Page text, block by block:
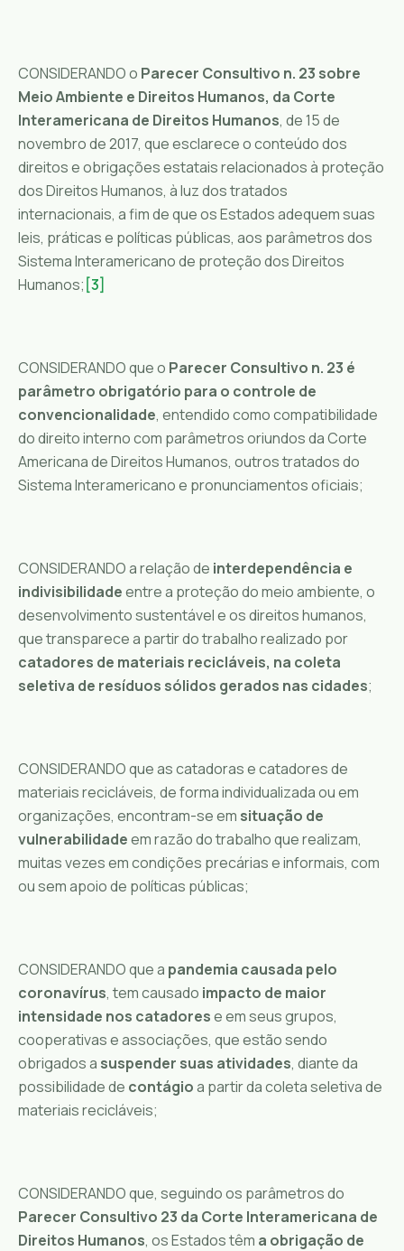
CONSIDERANDO o Parecer Consultivo n. 23 sobre
Meio Ambiente e Direitos Humanos, da Corte
Interamericana de Direitos Humanos, de 15 de
novembro de 2017, que esclarece o conteúdo dos
direitos e obrigações estatais relacionados à proteção
dos Direitos Humanos, à luz dos tratados
internacionais, a fim de que os Estados adequem suas
leis, práticas e políticas públicas, aos parâmetros dos
Sistema Interamericano de proteção dos Direitos
Humanos; [3]
CONSIDERANDO que o Parecer Consultivo n. 23 é
parâmetro obrigatório para o controle de
convencionalidade, entendido como compatibilidade
do direito interno com parâmetros oriundos da Corte
Americana de Direitos Humanos, outros tratados do
Sistema Interamericano e pronunciamentos oficiais;
CONSIDERANDO a relação de interdependência e
indivisibilidadeentre a proteção do meio ambiente, o
desenvolvimento sustentável e os direitos humanos,
que transparece a partir do trabalho realizado por
catadores de materiais recicláveis, na coleta
seletiva de resíduos sólidos gerados nas cidades;
CONSIDERANDO que as catadoras e catadores de
materiais recicláveis, de forma individualizada ou em
organizações, encontram-se em situação de
vulnerabilidadeem razão do trabalho que realizam,
muitas vezes em condições precárias e informais, com
ou sem apoio de políticas públicas;
CONSIDERANDO que a pandemia causada pelo
coronavírus, tem causado impacto de maior
intensidade nos catadorese em seus grupos,
cooperativas e associações, que estão sendo
obrigados a suspender suas atividades, diante da
possibilidade de contágioa partir da coleta seletiva de
materiais recicláveis;
CONSIDERANDO que, seguindo os parâmetros do
Parecer Consultivo 23 da Corte Interamericana de
Direitos Humanos, os Estados têm a obrigação de